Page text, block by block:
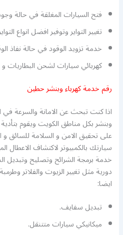
فتح السيارات المغلقة في حالة
تغيير التواير وتوفير افضل انواع
خدمة تزويد الوقود في حالة نفاذ
كهربائي سيارات لشحن البطاريات و
رقم خدمة كهرباء وبنشر حطين
اذا كنت تبحث عن الامانة والسرعة
وبنشر بكل مناطق الكويت ويقوم
على تحقيق الامن و السلامة للسائق
سيارتك بالكمبيوتر لاكتشاف الاعطال
خدمة برمجة الشرائح وتصليح وتبديل
دورية مثل تغيير الزيوت والفلاتر
ايضا:
تبديل سفايف.
ميكانيكي سيارات متتنقل.